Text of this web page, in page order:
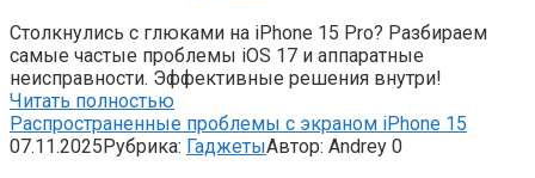
Столкнулись с глюками на iPhone 15 Pro? Разбираем
самые частые проблемы iOS 17 и аппаратные
неисправности. Эффективные решения внутри!
Читать полностью
Распространенные проблемы с экраном iPhone 15
07.11.2025Рубрика: ГаджетыАвтор: Andrey 0